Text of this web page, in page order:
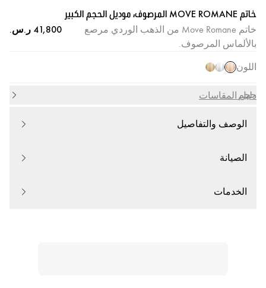
خاتم MOVE ROMANE المرصوف، موديل الحجم الكبير
خاتم Move Romane من الذهب الوردي مرصع
بالألماس المرصوف.
اللون
دليل المقاسات
حجم
الوصف والتفاصيل
الصيانة
الخدمات